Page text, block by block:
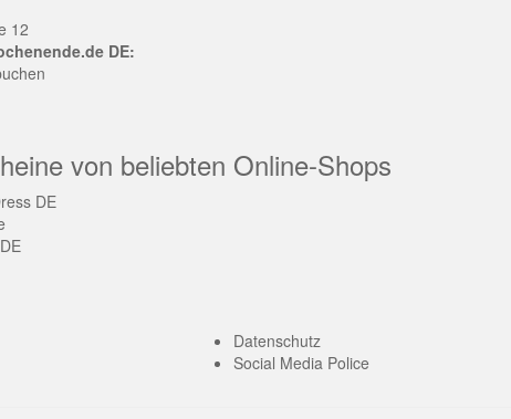
DE:
von beliebten Online-Shops
DE
Datenschutz
Social Media Police